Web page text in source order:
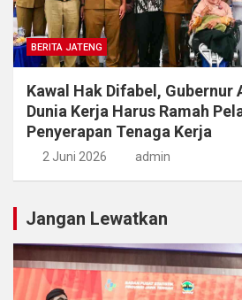
BERITA JATENG
Kawal Hak Difabel, Gubernur
Dunia Kerja Harus Ramah
Penyerapan Tenaga Kerja
2 Juni 2026 admin
Jangan Lewatkan